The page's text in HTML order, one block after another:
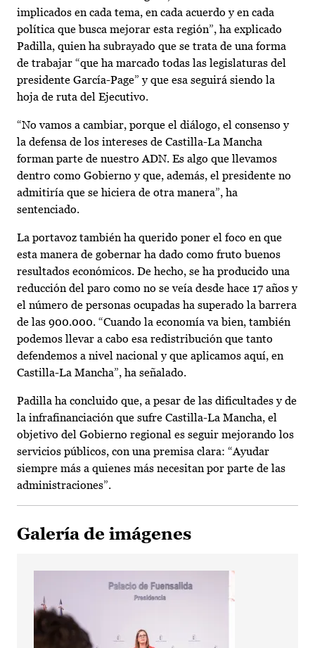
implicados en cada tema, en cada acuerdo y en cada
política que busca mejorar esta región”, ha explicado
Padilla, quien ha subrayado que se trata de una forma
de trabajar “que ha marcado todas las legislaturas del
presidente García-Page” y que esa seguirá siendo la
hoja de ruta del Ejecutivo.
“No vamos a cambiar, porque el diálogo, el consenso y
la defensa de los intereses de Castilla-La Mancha
forman parte de nuestro ADN. Es algo que llevamos
dentro como Gobierno y que, además, el presidente no
admitiría que se hiciera de otra manera”, ha
sentenciado.
La portavoz también ha querido poner el foco en que
esta manera de gobernar ha dado como fruto buenos
resultados económicos. De hecho, se ha producido una
reducción del paro como no se veía desde hace 17 años y
el número de personas ocupadas ha superado la barrera
de las 900.000. “Cuando la economía va bien, también
podemos llevar a cabo esa redistribución que tanto
defendemos a nivel nacional y que aplicamos aquí, en
Castilla-La Mancha”, ha señalado.
Padilla ha concluido que, a pesar de las dificultades y de
la infrafinanciación que sufre Castilla-La Mancha, el
objetivo del Gobierno regional es seguir mejorando los
servicios públicos, con una premisa clara: “Ayudar
siempre más a quienes más necesitan por parte de las
administraciones”.
Galería de imágenes